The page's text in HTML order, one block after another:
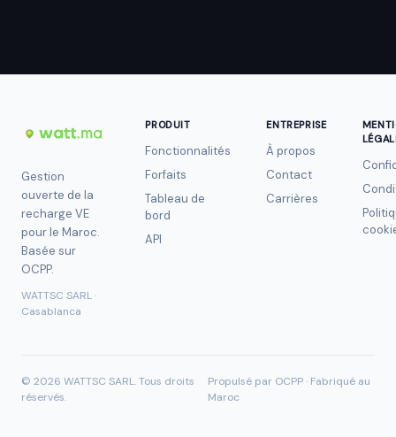
Gestion
ouverte de la
recharge VE
pour le Maroc.
Basée sur
OCPP.
WATTSC SARL ·
Casablanca
PRODUIT
Fonctionnalités
Forfaits
Tableau de
bord
API
ENTREPRISE
À propos
Contact
Carrières
© 2026 WATTSC SARL.Tous droits
réservés.
Propulsé par OCPP · Fabriqué au
Maroc